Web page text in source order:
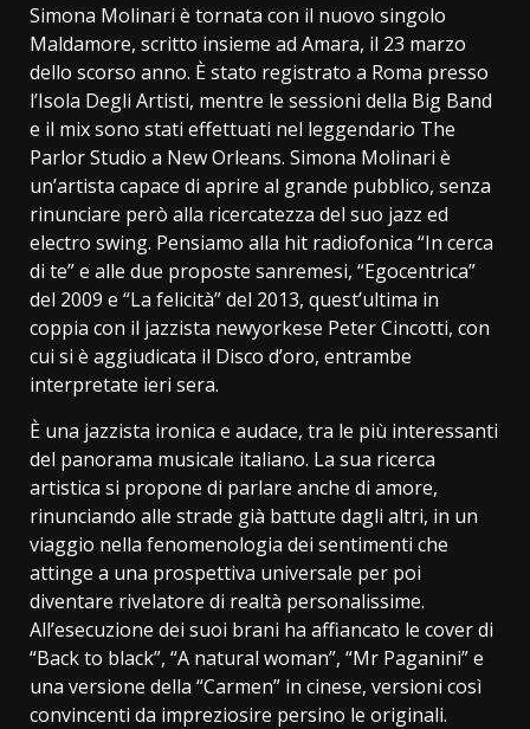
Simona Molinari è tornata con il nuovo singolo
Maldamore, scritto insieme ad Amara, il 23 marzo
dello scorso anno. È stato registrato a Roma presso
l’Isola Degli Artisti, mentre le sessioni della Big Band
e il mix sono stati effettuati nel leggendario The
Parlor Studio a New Orleans. Simona Molinari è
un’artista capace di aprire al grande pubblico, senza
rinunciare però alla ricercatezza del suo jazz ed
electro swing. Pensiamo alla hit radiofonica “In cerca
di te” e alle due proposte sanremesi, “Egocentrica”
del 2009 e “La felicità” del 2013, quest’ultima in
coppia con il jazzista newyorkese Peter Cincotti, con
cui si è aggiudicata il Disco d’oro, entrambe
interpretate ieri sera.
È una jazzista ironica e audace, tra le più interessanti
del panorama musicale italiano. La sua ricerca
artistica si propone di parlare anche di amore,
rinunciando alle strade già battute dagli altri, in un
viaggio nella fenomenologia dei sentimenti che
attinge a una prospettiva universale per poi
diventare rivelatore di realtà personalissime.
All’esecuzione dei suoi brani ha affiancato le cover di
“Back to black”, “A natural woman”, “Mr Paganini” e
una versione della “Carmen” in cinese, versioni così
convincenti da impreziosire persino le originali.